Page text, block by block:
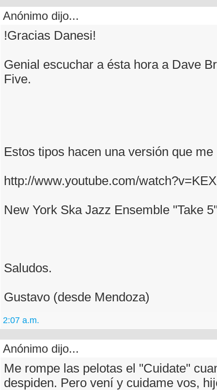
Anónimo dijo...
!Gracias Danesi!
Genial escuchar a ésta hora a Dave
Five.
Estos tipos hacen una versión que
http://www.youtube.com/
New York Ska Jazz Ensemble "Take
Saludos.
Gustavo (desde Mendoza)
2:07 a.m.
Anónimo dijo...
Me rompe las pelotas el "Cuidate"
despiden. Pero vení y cuidame vos,